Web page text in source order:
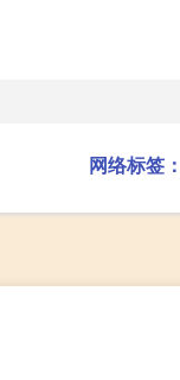
网络标签：